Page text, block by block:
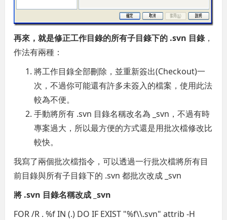
再來，就是修正工作目錄的所有子目錄下的 .svn 目錄，
作法有兩種：
將工作目錄全部刪除，並重新簽出(Checkout)一
次，不過你可能還有許多未簽入的檔案，使用此法
較為不便。
手動將所有 .svn 目錄名稱改名為 _svn，不過有時
專案過大，所以最方便的方式還是用批次檔修改比
較快。
我寫了兩個批次檔指令，可以透過一行批次檔將所有目
前目錄與所有子目錄下的 .svn 都批次改成 _svn
將 .svn 目錄名稱改成 _svn
FOR /R . %f IN (.) DO IF EXIST "%f\\.svn" attrib -H